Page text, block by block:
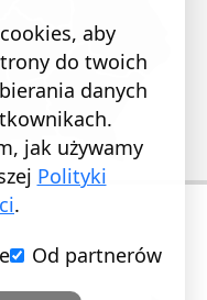
aby
do twoich
danych
jak używamy
Polityki
.
Od partnerów